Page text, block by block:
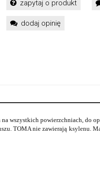
zapytaj o produkt
dodaj opinię
wszystkich powierzchniach, do
TOMA nie zawierają ksylenu.